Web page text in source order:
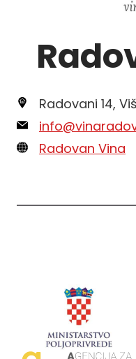
Radovani 14,
Radovan Vina